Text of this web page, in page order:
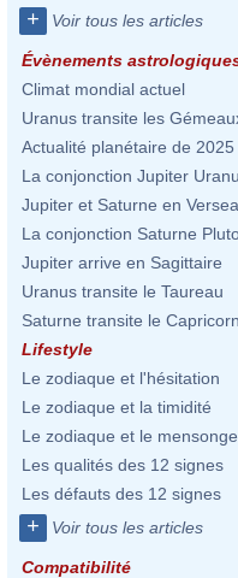
+ Voir tous les articles
Évènements
Climat mondial actuel
Uranus transite les
Actualité planétaire de 2025
La conjonction Jupiter
Jupiter et Saturne en
La conjonction Saturne
Jupiter arrive en Sagittaire
Uranus transite le Taureau
Saturne transite le
Lifestyle
Le zodiaque et l'hésitation
Le zodiaque et la timidité
Le zodiaque et le mensonge
Les qualités des 12 signes
Les défauts des 12 signes
+ Voir tous les articles
Compatibilité